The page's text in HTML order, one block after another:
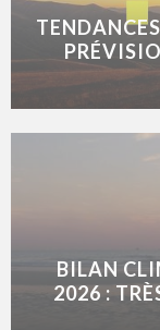
BILAN
2026 :